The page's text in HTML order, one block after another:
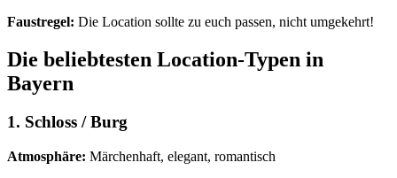
Faustregel: Die Location sollte zu euch passen, nicht umgekehrt!
Die beliebtesten Location-Typen in
Bayern
1. Schloss / Burg
Atmosphäre: Märchenhaft, elegant, romantisch